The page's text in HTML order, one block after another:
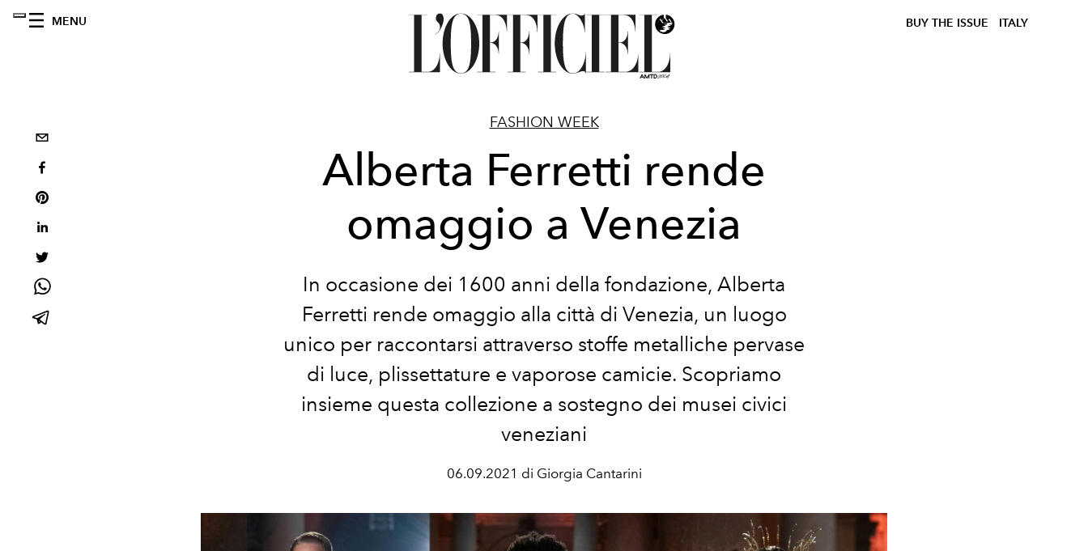
MENU BUY THE ISSUE ITALY
FASHION WEEK
Alberta Ferretti rende
omaggio a Venezia
In occasione dei 1600 anni della fondazione, Alberta
Ferretti rende omaggio alla città di Venezia, un luogo
unico per raccontarsi attraverso stoffe metalliche pervase
di luce, plissettature e vaporose camicie. Scopriamo
insieme questa collezione a sostegno dei musei civici
veneziani
06.09.2021 di Giorgia Cantarini